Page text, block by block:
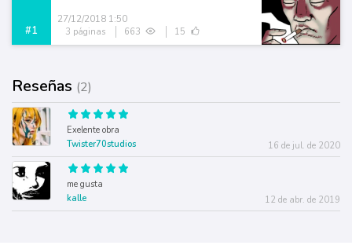
#1
27/12/2018 1:50
3 páginas 663 15
Reseñas (2)
Exelente obra
Twister70studios
16 de jul. de 2020
me gusta
kalle
12 de abr. de 2019